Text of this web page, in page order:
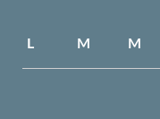
L M M